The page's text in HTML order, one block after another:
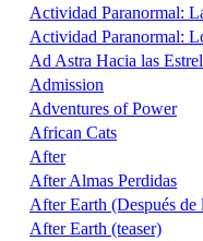
Actividad Paranormal:
Actividad Paranormal:
Ad Astra Hacia las
Admission
Adventures of Power
African Cats
After
After Almas Perdidas
After Earth (Después de
After Earth (teaser)